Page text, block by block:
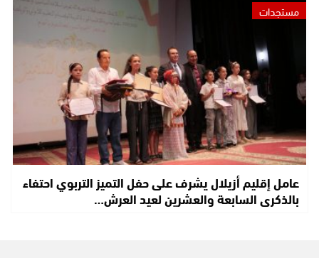
مستجدات
عامل إقليم أزيلال يشرف على حفل التميز التربوي احتفاء
بالذكرى السابعة والعشرين لعيد العرش…